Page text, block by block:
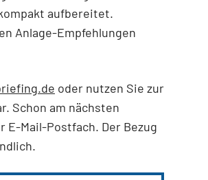
aufbereitet.
Anlage-Empfehlungen
oder nutzen Sie zur
Schon am nächsten
Mail-Postfach. Der Bezug